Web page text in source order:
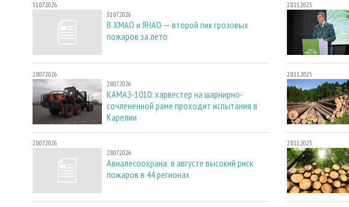
31.07.2026
31.07.2026
В ХМАО и ЯНАО — второй пик грозовых
пожаров за лето
28.07.2026
28.07.2026
КАМАЗ-1010: харвестер на шарнирно-
сочлененной раме проходит испытания в
Карелии
28.07.2026
28.07.2026
Авиалесоохрана: в августе высокий риск
пожаров в 44 регионах
28.11.2025
28.11.2025
28.11.2025